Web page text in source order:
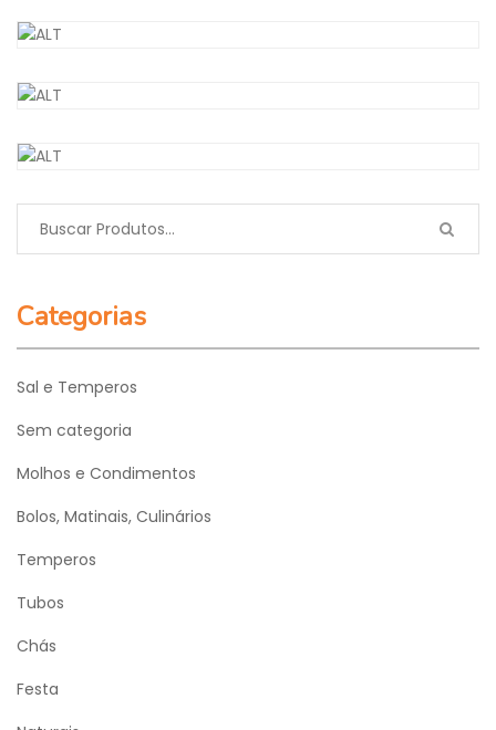
Categorias
Sal e Temperos
Sem categoria
Molhos e Condimentos
Bolos, Matinais, Culinários
Temperos
Tubos
Chás
Festa